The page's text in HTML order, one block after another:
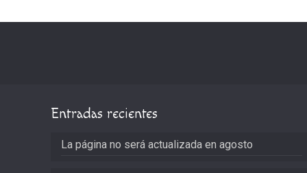
Entradas recientes
La página no será actualizada en agosto